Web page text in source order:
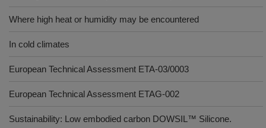
Where high heat or humidity may be encountered
In cold climates
European Technical Assessment ETA-03/0003
European Technical Assessment ETAG-002
Sustainability: Low embodied carbon DOWSIL™ Silicone.